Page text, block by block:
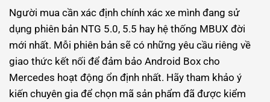
Người mua cần xác định chính xác xe mình đang sử
dụng phiên bản NTG 5.0, 5.5 hay hệ thống MBUX đời
mới nhất. Mỗi phiên bản sẽ có những yêu cầu riêng về
giao thức kết nối để đảm bảo Android Box cho
Mercedes hoạt động ổn định nhất. Hãy tham khảo ý
kiến chuyên gia để chọn mã sản phẩm đã được kiểm